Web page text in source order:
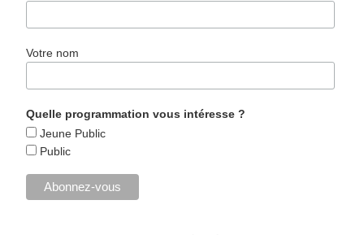
Votre nom
Quelle programmation vous intéresse ?
Jeune Public
Public